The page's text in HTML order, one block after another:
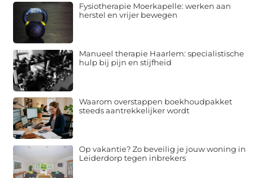
Fysiotherapie Moerkapelle: werken aan
herstel en vrijer bewegen
Manueel therapie Haarlem: specialistische
hulp bij pijn en stijfheid
Waarom overstappen boekhoudpakket
steeds aantrekkelijker wordt
Op vakantie? Zo beveilig je jouw woning in
Leiderdorp tegen inbrekers